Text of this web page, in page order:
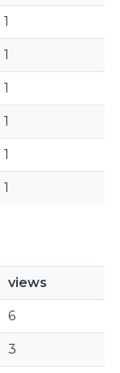
1
1
1
1
1
1
views
6
3